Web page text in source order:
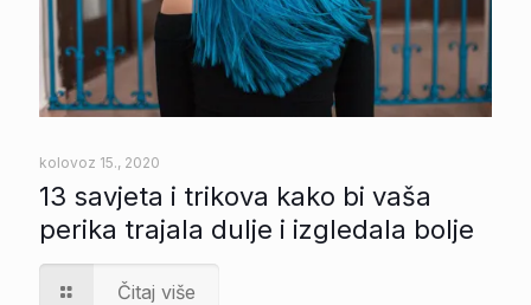
kolovoz 15., 2020
13 savjeta i trikova kako bi vaša
perika trajala dulje i izgledala bolje
Čitaj više